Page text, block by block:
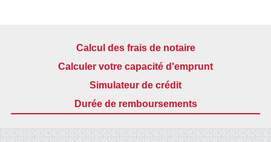
Calcul des frais de notaire
Calculer votre capacité d'emprunt
Simulateur de crédit
Durée de remboursements